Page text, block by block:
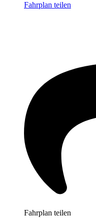
Fahrplan teilen
Fahrplan teilen